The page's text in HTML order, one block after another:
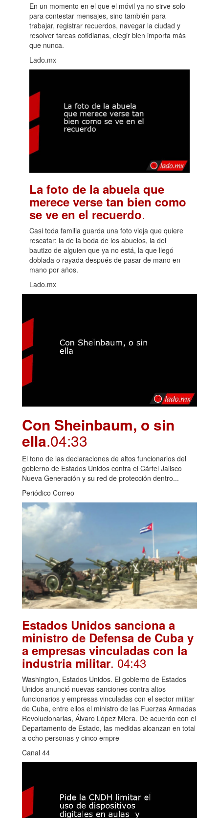
En un momento en el que el móvil ya no sirve solo
para contestar mensajes, sino también para
trabajar, registrar recuerdos, navegar la ciudad y
resolver tareas cotidianas, elegir bien importa más
que nunca.
Lado.mx
La foto de la abuela que
merece verse tan bien como
se ve en el recuerdo.
Casi toda familia guarda una foto vieja que quiere
rescatar: la de la boda de los abuelos, la del
bautizo de alguien que ya no está, la que llegó
doblada o rayada después de pasar de mano en
mano por años.
Lado.mx
Con Sheinbaum, o sin
ella.04:33
El tono de las declaraciones de altos funcionarios del
gobierno de Estados Unidos contra el Cártel Jalisco
Nueva Generación y su red de protección dentro...
Periódico Correo
Estados Unidos sanciona a
ministro de Defensa de Cuba y
a empresas vinculadas con la
industria militar. 04:43
Washington, Estados Unidos. El gobierno de Estados
Unidos anunció nuevas sanciones contra altos
funcionarios y empresas vinculadas con el sector militar
de Cuba, entre ellos el ministro de las Fuerzas Armadas
Revolucionarias, Álvaro López Miera. De acuerdo con el
Departamento de Estado, las medidas alcanzan en total
a ocho personas y cinco empre
Canal 44